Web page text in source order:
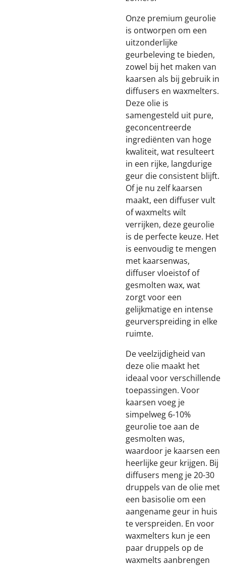
Onze premium geurolie
is ontworpen om een
uitzonderlijke
geurbeleving te bieden,
zowel bij het maken van
kaarsen als bij gebruik in
diffusers en waxmelters.
Deze olie is
samengesteld uit pure,
geconcentreerde
ingrediënten van hoge
kwaliteit, wat resulteert
in een rijke, langdurige
geur die consistent blijft.
Of je nu zelf kaarsen
maakt, een diffuser vult
of waxmelts wilt
verrijken, deze geurolie
is de perfecte keuze. Het
is eenvoudig te mengen
met kaarsenwas,
diffuser vloeistof of
gesmolten wax, wat
zorgt voor een
gelijkmatige en intense
geurverspreiding in elke
ruimte.
De veelzijdigheid van
deze olie maakt het
ideaal voor verschillende
toepassingen. Voor
kaarsen voeg je
simpelweg 6-10%
geurolie toe aan de
gesmolten was,
waardoor je kaarsen een
heerlijke geur krijgen. Bij
diffusers meng je 20-30
druppels van de olie met
een basisolie om een
aangename geur in huis
te verspreiden. En voor
waxmelters kun je een
paar druppels op de
waxmelts aanbrengen